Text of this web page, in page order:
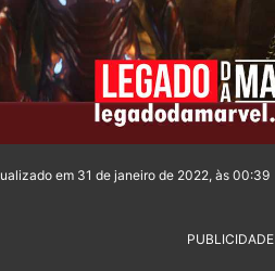
em 31 de janeiro de 2022, às 00:39
PUBLICIDADE